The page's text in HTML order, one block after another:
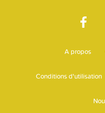
A propos
Conditions d'utilisation